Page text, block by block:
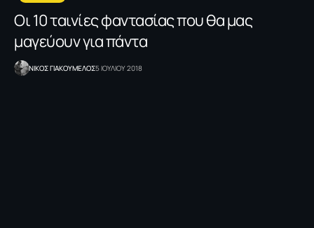
Οι 10 ταινίες φαντασίας που θα μας
μαγεύουν για πάντα
NΙΚΟΣ ΓΙΑΚΟΥΜΕΛΟΣ5 ΙΟΥΛΙΟΥ 2018